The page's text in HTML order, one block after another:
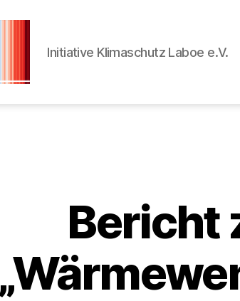
Initiative Klimaschutz Laboe e.V.
Bericht